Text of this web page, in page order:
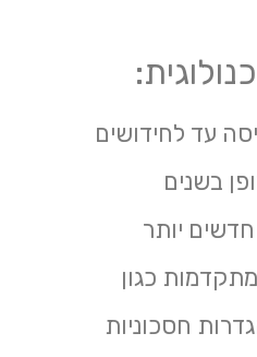
עד לחידושים
בשנים
יותר
כגון
חסכוניות